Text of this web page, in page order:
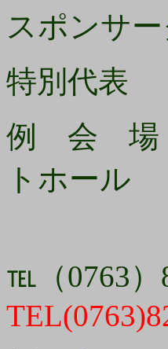
スポンサ
特別代
例 会
トホー
南
℡（